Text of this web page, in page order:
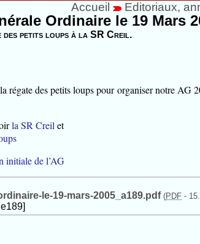
Accueil Editoriaux,
Ordinaire le 19 Mars
des petits loups à la SR Creil.
régate des petits loups pour organiser notre AG
la SR Creil et
initiale de l’AG
le-19-mars-2005_a189.pdf (PDF -